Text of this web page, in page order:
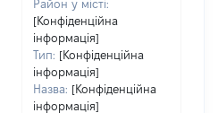
Район у місті:
[Конфіденційна
інформація]
Тип: [Конфіденційна
інформація]
Назва: [Конфіденційна
інформація]